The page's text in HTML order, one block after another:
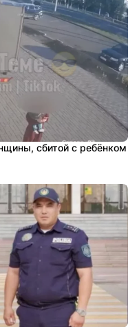
сбитой с ребёнком